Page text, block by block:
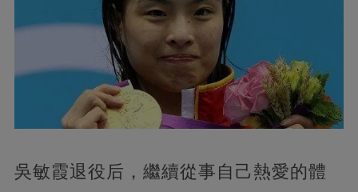
吳敏霞退役后，繼續從事自己熱愛的體